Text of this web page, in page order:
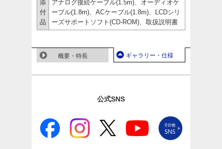
添
付
品
アナログ接続ケーブル(1.5m)、オーディオケ
ーブル(1.8m)、ACケーブル(1.8m)、LCDシリ
ーズサポートソフト(CD-ROM)、取扱説明書
概要・特長 ギャラリー・仕様
公式SNS